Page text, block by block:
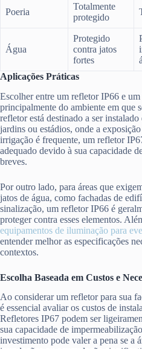
Poeria
Totalmente
protegido
Água
Protegido
contra jatos
fortes
Aplicações Práticas
Escolher entre um refletor IP66 e
principalmente do ambiente em que
refletor está destinado a ser instalado
jardins ou estádios, onde a
irrigação é frequente, um refletor
adequado devido à sua capacidade
breves.
Por outro lado, para áreas que
jatos de água, como fachadas de
sinalização, um refletor IP66 é
proteger contra esses elementos.
equipamentos de iluminação para
entender melhor as especificações
contextos.
Escolha Baseada em Custos e
Ao considerar um refletor para sua
é essencial avaliar os custos de
Refletores IP67 podem ser
sua capacidade de
investimento pode valer a pena se a